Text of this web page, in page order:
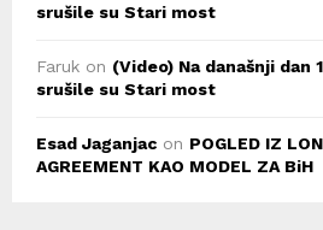
srušile su Stari most
Faruk on (Video) Na današnji dan
srušile su Stari most
Esad Jaganjac on POGLED IZ
AGREEMENT KAO MODEL ZA BiH